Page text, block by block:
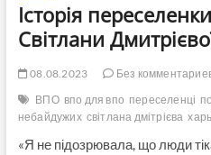
Історія
Світлани
08.08.2023
Без
ВПО впо для впо переселенці
небайдужих світлана дмітрієва
«Я не підозрювала, що люди